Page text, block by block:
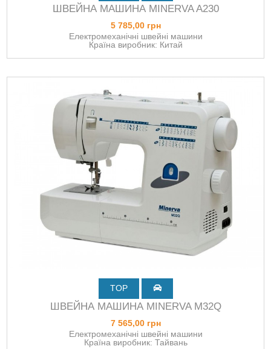
ШВЕЙНА МАШИНА МINERVA A230
5 785,00 грн
Електромеханічні швейні машини
Країна виробник: Китай
TOP
ШВЕЙНА МАШИНА MINERVA M32Q
7 565,00 грн
Електромеханічні швейні машини
Країна виробник: Тайвань